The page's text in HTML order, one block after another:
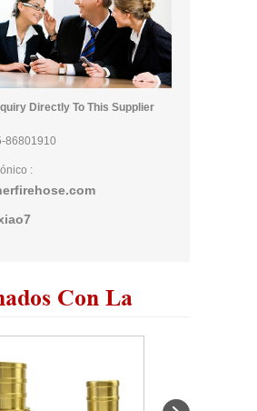
Directly To This Supplier
86801910
:
Con La